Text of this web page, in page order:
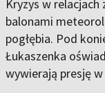
Kryzys w relacjach
balonami
pogłębia. Pod
Łukaszenka
wywierają presję